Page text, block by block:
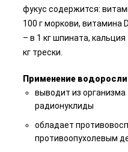
фукус содержится:
100 г моркови, витамина
– в 1 кг шпината,
кг трески.
Применение водоросли
выводит из
радионуклиды
обладает
противоопухолевым